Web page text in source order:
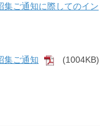
ご通知に際してのイン
集ご通知
[PDF]
(1004KB)